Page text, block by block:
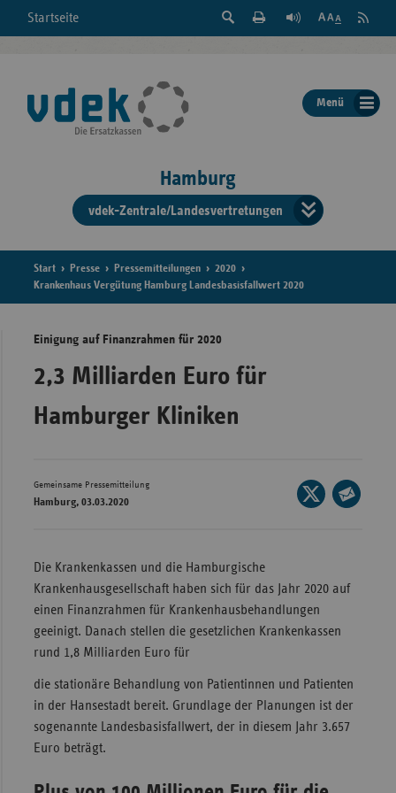
Startseite
Suche
der
Seite
Feed
Menü
Hamburg
vdek-Zentrale/Landesvertretungen
der
Start Presse Pressemitteilungen
2020
Krankenhaus Vergütung Hamburg Landesbasisfallwert 2020
Einigung auf Finanzrahmen für 2020
2,3 Milliarden Euro für
Hamburger Kliniken
Gemeinsame Pressemitteilung
Hamburg, 03.03.2020
Seite
auf
Mail
Die Krankenkassen und die Hamburgische
Krankenhausgesellschaft haben sich für das Jahr 2020 auf
einen Finanzrahmen für Krankenhausbehandlungen
geeinigt. Danach stellen die gesetzlichen Krankenkassen
rund 1,8 Milliarden Euro für
die stationäre Behandlung von Patientinnen und Patienten
in der Hansestadt bereit. Grundlage der Planungen ist der
sogenannte Landesbasisfallwert, der in diesem Jahr 3.657
Euro beträgt.